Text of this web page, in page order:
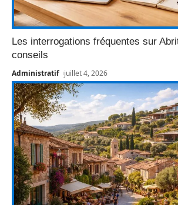
Les interrogations fréquentes sur
conseils
Administratif juillet 4, 2026